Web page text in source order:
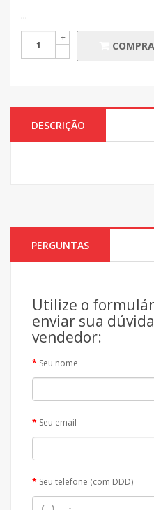
...
DESCRIÇÃO
PERGUNTAS
Utilize o
enviar sua
vendedor:
Seu nome
Seu email
Seu telefone (com DDD)